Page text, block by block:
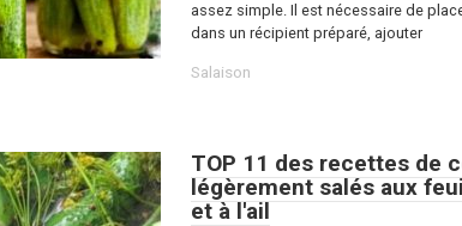
assez simple. Il est nécessaire de
dans un récipient préparé, ajouter
Salaison
TOP 11 des recettes de
légèrement salés aux
et à l'ail